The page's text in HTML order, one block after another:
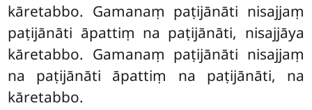
kāretabbo. Gamanaṃ paṭijānāti nisajjaṃ
paṭijānāti āpattiṃ na paṭijānāti, nisajjāya
kāretabbo. Gamanaṃ paṭijānāti nisajjaṃ
na paṭijānāti āpattiṃ na paṭijānāti, na
kāretabbo.